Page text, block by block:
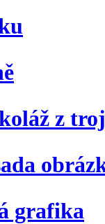
z
grafika